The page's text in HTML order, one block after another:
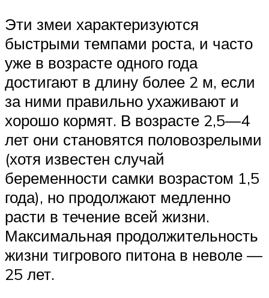
Эти змеи характеризуются
быстрыми темпами роста, и часто
уже в возрасте одного года
достигают в длину более 2 м, если
за ними правильно ухаживают и
хорошо кормят. В возрасте 2,5—4
лет они становятся половозрелыми
(хотя известен случай
беременности самки возрастом 1,5
года), но продолжают медленно
расти в течение всей жизни.
Максимальная продолжительность
жизни тигрового питона в неволе —
25 лет.